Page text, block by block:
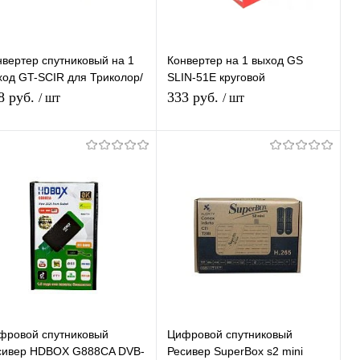
спутниковый на 1
GT-SCIR для Триколор/
Плюс круговой
руб. / шт
Купить в 1
К
сравнению
В избранное В наличии
Конвертер на 1 выход GS
SLIN-51E круговой
поляризации GeneralSatellite
Плюс
333 руб. / шт
Купить в 1
К
сравнению
В избранное В наличии
спутниковый
HDBOX G888CA DVB-
Цифровой спутниковый
Ресивер SuperBox s2 mini